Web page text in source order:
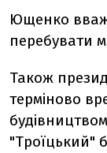
Ющенко
перебувати
Також
терміново
"Троїцький"